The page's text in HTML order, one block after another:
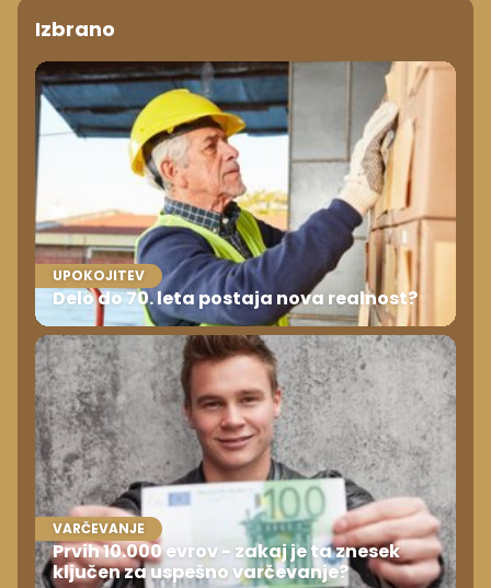
Izbrano
UPOKOJITEV
Delo do 70. leta postaja nova realnost?
VARČEVANJE
Prvih 10.000 evrov - zakaj je ta znesek
ključen za uspešno varčevanje?